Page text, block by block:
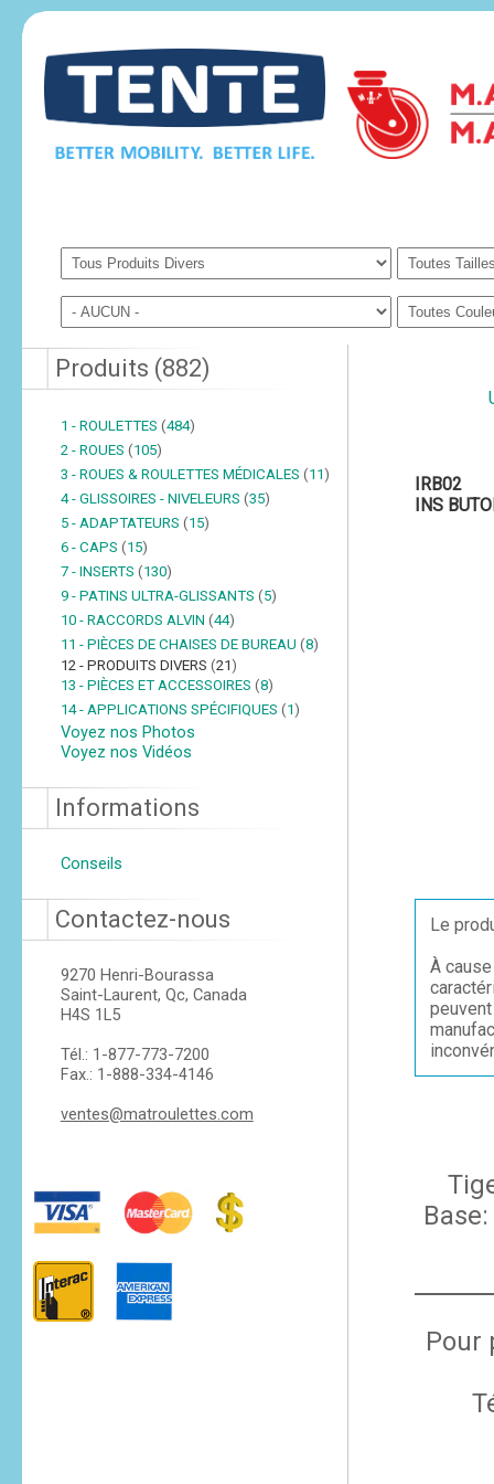
Produits (882)
1 - ROULETTES (484)
2 - ROUES (105)
3 - ROUES & ROULETTES MÉDICALES (11)
4 - GLISSOIRES - NIVELEURS (35)
5 - ADAPTATEURS (15)
6 - CAPS (15)
7 - INSERTS (130)
9 - PATINS ULTRA-GLISSANTS (5)
10 - RACCORDS ALVIN (44)
11 - PIÈCES DE CHAISES DE BUREAU (8)
12 - PRODUITS DIVERS (21)
13 - PIÈCES ET ACCESSOIRES (8)
14 - APPLICATIONS SPÉCIFIQUES (1)
Voyez nos Photos
Voyez nos Vidéos
Informations
Conseils
Contactez-nous
9270 Henri-Bourassa
Saint-Laurent, Qc, Canada
H4S 1L5
Tél.: 1-877-773-7200
Fax.: 1-888-334-4146
ventes@matroulettes.com
IRB02
INS
Le
À
Pour